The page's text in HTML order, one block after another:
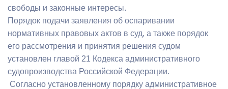
свободы и законные интересы.
Порядок подачи заявления об оспаривании
нормативных правовых актов в суд, а также порядок
его рассмотрения и принятия решения судом
установлен главой 21 Кодекса административного
судопроизводства Российской Федерации.
Согласно установленному порядку административное